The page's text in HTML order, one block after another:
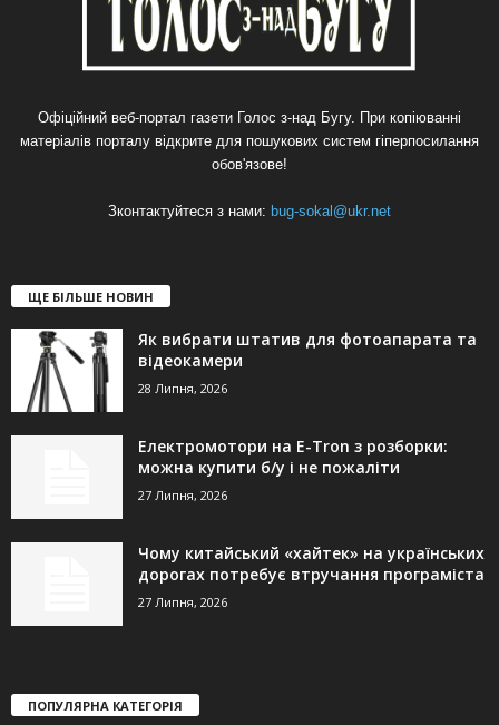
Офіційний веб-портал газети Голос з-над Бугу. При копіюванні
матеріалів порталу відкрите для пошукових систем гіперпосилання
обов'язове!
Зконтактуйтеся з нами: bug-sokal@ukr.net
ЩЕ БІЛЬШЕ НОВИН
Як вибрати штатив для фотоапарата та
відеокамери
28 Липня, 2026
Електромотори на E-Tron з розборки:
можна купити б/у і не пожаліти
27 Липня, 2026
Чому китайський «хайтек» на українських
дорогах потребує втручання програміста
27 Липня, 2026
ПОПУЛЯРНА КАТЕГОРІЯ